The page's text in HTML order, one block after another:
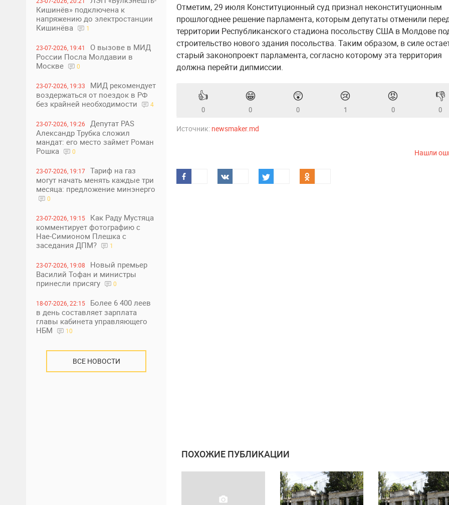
Кишинёв» подключена к
напряжению до электростанции
Кишинёва
1
23-07-2026, 19:41
О вызове в МИД
России Посла Молдавии в
Москве
0
23-07-2026, 19:33
МИД рекомендует
воздержаться от поездок в РФ
без крайней необходимости
4
23-07-2026, 19:26
Депутат PAS
Александр Трубка сложил
мандат: его место займет Роман
Рошка
0
23-07-2026, 19:17
Тариф на газ
могут начать менять каждые три
месяца: предложение минэнерго
0
23-07-2026, 19:15
Как Раду Мустяца
комментирует фотографию с
Нае-Симионом Плешка с
заседания ДПМ?
1
23-07-2026, 19:08
Новый премьер
Василий Тофан и министры
принесли присягу
0
18-07-2026, 22:15
Более 6 400 леев
в день составляет зарплата
главы кабинета управляющего
НБМ
10
ВСЕ НОВОСТИ
Отметим, 29 июля Конституционный суд признал неконституционным
прошлогоднее решение парламента, которым депутаты отменили
территории Республиканского стадиона посольству США в Молдове
строительство нового здания посольства. Таким образом, в силе
старый законопроект парламента, согласно которому эта территория
должна перейти дипмиссии.
👍
0
😁
0
😲
0
😢
1
😡
0
👎
0
Источник: newsmaker.md
Нашли
ПОХОЖИЕ ПУБЛИКАЦИИ